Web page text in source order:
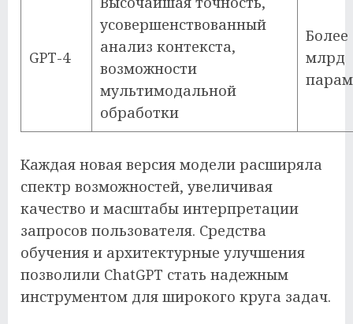
GPT-4
усовершенствованный
анализ контекста,
возможности
мультимодальной
обработки
Более
млрд
Каждая новая версия модели расширяла
спектр возможностей, увеличивая
качество и масштабы интерпретации
запросов пользователя. Средства
обучения и архитектурные улучшения
позволили ChatGPT стать надежным
инструментом для широкого круга задач.